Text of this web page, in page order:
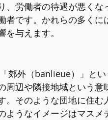
、労働者の待遇が悪く
者です。かれらの多く
与えます。
郊外（banlieue）」と
周辺や隣接地域という
。そのような団地に住
ようなイメージはマス